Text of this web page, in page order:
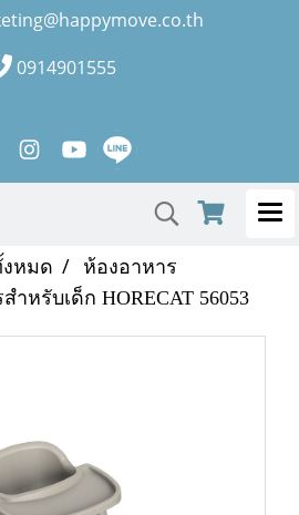
0914901555
หมด
ห้องอาหาร
ำหรับเด็ก HORECAT 56053